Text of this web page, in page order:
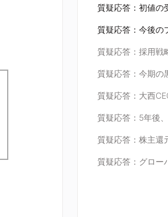
質疑応答：初値の
質疑応答：採用戦
質疑応答：株主還
質疑応答：グロー